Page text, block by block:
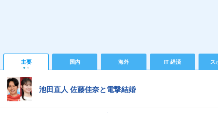
主要 国内 海外 IT 経済 ス
池田直人 佐藤佳奈と電撃結婚